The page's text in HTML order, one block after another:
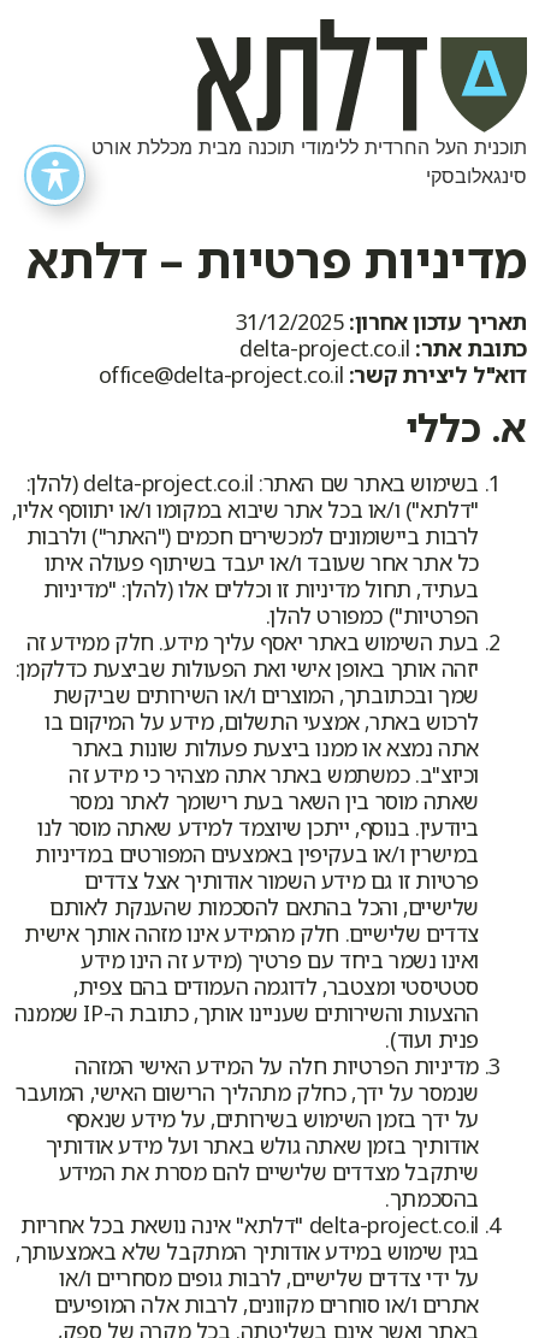
תוכנית העל החרדית ללימודי תוכנה מבית מכללת אורט
סינגאלובסקי
מדיניות פרטיות – דלתא
תאריך עדכון אחרון: 31/12/2025
כתובת אתר:
דוא"ל ליצירת קשר:
א. כללי
בשימוש באתר שם האתר: delta-project.co.il (להלן:
"דלתא") ו/או בכל אתר שיבוא במקומו ו/או יתווסף אליו,
לרבות ביישומונים למכשירים חכמים ("האתר") ולרבות
כל אתר אחר שעובד ו/או יעבד בשיתוף פעולה איתו
בעתיד, תחול מדיניות זו וכללים אלו (להלן: "מדיניות
הפרטיות") כמפורט להלן.
בעת השימוש באתר יאסף עליך מידע. חלק ממידע זה
יזהה אותך באופן אישי ואת הפעולות שביצעת כדלקמן:
שמך ובכתובתך, המוצרים ו/או השירותים שביקשת
לרכוש באתר, אמצעי התשלום, מידע על המיקום בו
אתה נמצא או ממנו ביצעת פעולות שונות באתר
וכיוצ"ב. כמשתמש באתר אתה מצהיר כי מידע זה
שאתה מוסר בין השאר בעת רישומך לאתר נמסר
ביודעין. בנוסף, ייתכן שיוצמד למידע שאתה מוסר לנו
במישרין ו/או בעקיפין באמצעים המפורטים במדיניות
פרטיות זו גם מידע השמור אודותיך אצל צדדים
שלישיים, והכל בהתאם להסכמות שהענקת לאותם
צדדים שלישיים. חלק מהמידע אינו מזהה אותך אישית
ואינו נשמר ביחד עם פרטיך (מידע זה הינו מידע
סטטיסטי ומצטבר, לדוגמה העמודים בהם צפית,
ההצעות והשירותים שעניינו אותך, כתובת ה-IP שממנה
פנית ועוד).
מדיניות הפרטיות חלה על המידע האישי המזהה
שנמסר על ידך, כחלק מתהליך הרישום האישי, המועבר
על ידך בזמן השימוש בשירותים, על מידע שנאסף
אודותיך בזמן שאתה גולש באתר ועל מידע אודותיך
שיתקבל מצדדים שלישיים להם מסרת את המידע
בהסכמתך.
delta-project.co.il "דלתא" אינה נושאת בכל אחריות
בגין שימוש במידע אודותיך המתקבל שלא באמצעותך,
על ידי צדדים שלישיים, לרבות גופים מסחריים ו/או
אתרים ו/או סוחרים מקוונים, לרבות אלה המופיעים
באתר ואשר אינם בשליטתה. בכל מקרה של ספק,